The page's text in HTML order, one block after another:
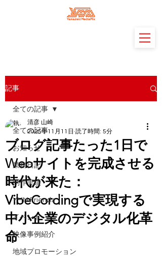
記事
全ての記事
お知らせ
業務日記
制作実績
YMM Friends
イベント
映像事例紹介
地域プロモーション
全ての記事
ブログ記事たった1日で
Webサイトを完成させる
時代が来た：
VibeCordingで実現する
中小企業のデジタル化革
命
清彦 山崎
2025年11月11日 読了時間: 5分